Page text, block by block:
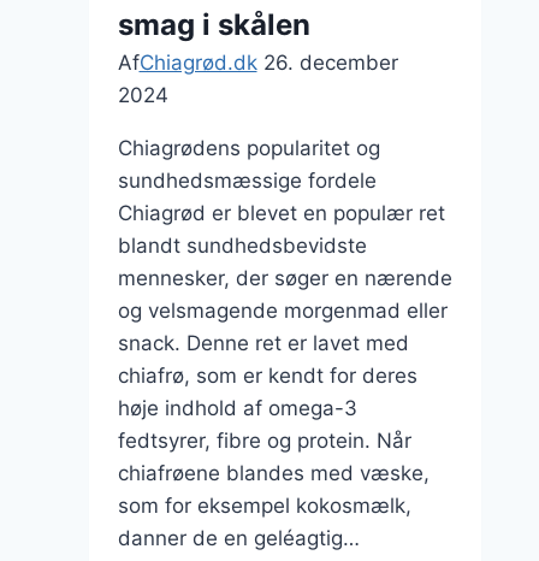
smag i skålen
AfChiagrød.dk 26. december
2024
Chiagrødens popularitet og
sundhedsmæssige fordele
Chiagrød er blevet en populær ret
blandt sundhedsbevidste
mennesker, der søger en nærende
og velsmagende morgenmad eller
snack. Denne ret er lavet med
chiafrø, som er kendt for deres
høje indhold af omega-3
fedtsyrer, fibre og protein. Når
chiafrøene blandes med væske,
som for eksempel kokosmælk,
danner de en geléagtig…